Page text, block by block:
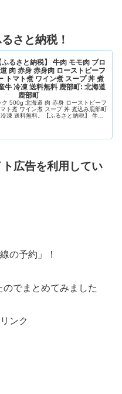
さと納税！
ふるさと納税】 牛肉 モモ肉 ブロ
肉 赤身 赤身肉 ローストビーフ
トマト煮 ワイン煮 スープ 丼 煮
牛 冷凍 送料無料 鹿部町: 北海道
鹿部町
500g 北海道 肉 赤身 ローストビーフ
ト煮 ワイン煮 スープ 丼 煮込み鹿部町
凍 送料無料。【ふるさと納税】 牛肉
広告を利用してい
の予約」！
でまとめてみました
ンク